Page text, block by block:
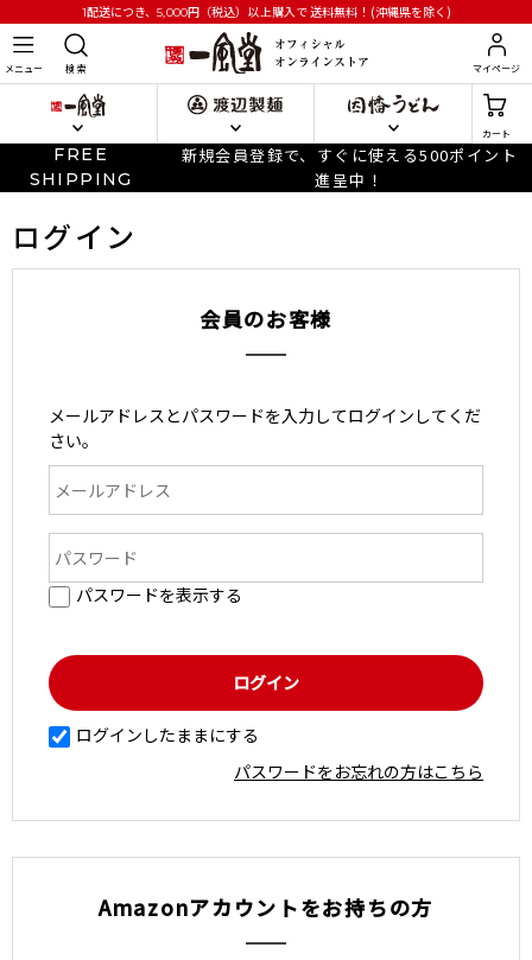
1配送につき、5,000円 （税込）以上購入で送料無料！(沖縄県を除く)
メニュー 検 索 マイページ
カート
FREE
SHIPPING
新規会員登録で、すぐに使える500ポイント
進呈中！
ログイン
会員のお客様
メールアドレスとパスワードを入力してログインしてくだ
さい。
パスワードを表示する
ログインしたままにする
パスワードをお忘れの方はこちら
Amazonアカウントをお持ちの方